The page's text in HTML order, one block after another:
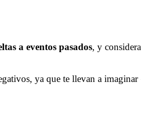
a eventos pasados, y
ya que te llevan a